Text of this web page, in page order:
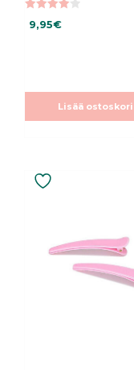
5:stä
9,95€
Lisää